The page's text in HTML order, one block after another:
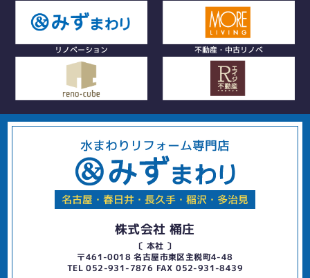
リノベーション 不動産・中古リノベ
水まわりリフォーム専門店
名古屋・春日井・長久手・稲沢・多治見
株式会社 桶庄
〔 本社 〕
〒461-0018 名古屋市東区主税町4-48
TEL 052-931-7876 FAX 052-931-8439